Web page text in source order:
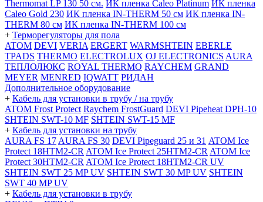
Thermomat LP 130 50 cм. ИК пленка Caleo Platinum ИК пленка
Caleo Gold 230 ИК пленка IN-THERM 50 см ИК пленка IN-
THERM 80 см ИК пленка IN-THERM 100 см
+ Терморегуляторы для пола
ATOM DEVI VERIA ERGERT WARMSHTEIN EBERLE
TPADS THERMO ELECTROLUX OJ ELECTRONICS AURA
ТЕПЛОЛЮКС ROYAL THERMO RAYCHEM GRAND
MEYER MENRED IQWATT РИДАН
Дополнительное оборудование
+ Кабель для установки в трубу / на трубу
ATOM Frost Protect Raychem FrostGuard DEVI Pipeheat DPH-10
SHTEIN SWT-10 MF SHTEIN SWT-15 MF
+ Кабель для установки на трубу
AURA FS 17 AURA FS 30 DEVI Pipeguard 25 и 31 ATOM Ice
Protect 18HTM2-CR ATOM Ice Protect 25HTM2-CR ATOM Ice
Protect 30HTM2-CR ATOM Ice Protect 18HTM2-CR UV
SHTEIN SWT 25 MP UV SHTEIN SWT 30 MP UV SHTEIN
SWT 40 MP UV
+ Кабель для установки в трубу